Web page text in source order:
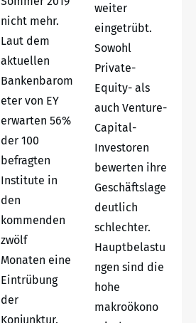
nicht mehr.
Laut dem
aktuellen
Bankenbarom
eter von EY
erwarten 56%
der 100
befragten
Institute in
den
kommenden
zwölf
Monaten eine
Eintrübung
der
Konjunktur.
weiter
eingetrübt.
Sowohl
Private-
Equity- als
auch Venture-
Capital-
Investoren
bewerten ihre
Geschäftslage
deutlich
schlechter.
Hauptbelastu
ngen sind die
hohe
makroökono